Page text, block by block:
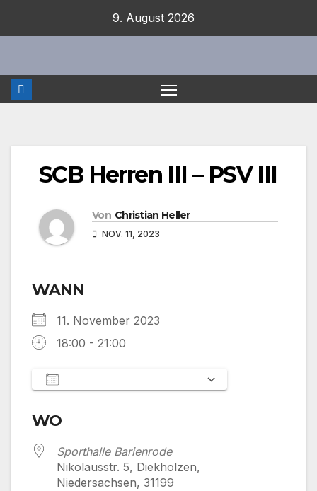
9. August 2026
SCB Herren III – PSV III
Von Christian Heller
NOV. 11, 2023
WANN
11. November 2023
18:00 - 21:00
WO
Sporthalle Barienrode
Nikolausstr. 5, Diekholzen,
Niedersachsen, 31199